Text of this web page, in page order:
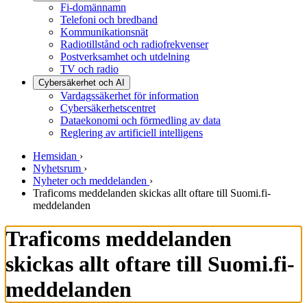
Fi-domännamn
Telefoni och bredband
Kommunikationsnät
Radiotillstånd och radiofrekvenser
Postverksamhet och utdelning
TV och radio
Cybersäkerhet och AI
Vardagssäkerhet för information
Cybersäkerhetscentret
Dataekonomi och förmedling av data
Reglering av artificiell intelligens
Hemsidan ›
Nyhetsrum ›
Nyheter och meddelanden ›
Traficoms meddelanden skickas allt oftare till Suomi.fi-
meddelanden
Traficoms meddelanden
skickas allt oftare till Suomi.fi-
meddelanden